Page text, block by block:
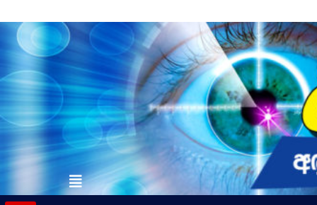
to
contentvinivida.lk